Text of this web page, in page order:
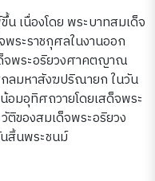
เนื่องโดย พระบาทสมเด็จ
ระราชกุศลในงานออก
จพระอริยวงศาคตญาณ
กลมหาสังฆปริณายก ในวัน
มอุทิศถวายโดยเสด็จพระ
ติของสมเด็จพระอริยวง
สิ้นพระชนม์